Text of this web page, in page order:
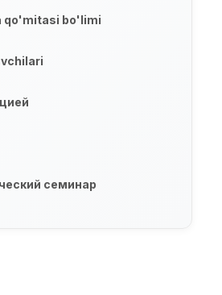
qo'mitasi bo'limi
семинар